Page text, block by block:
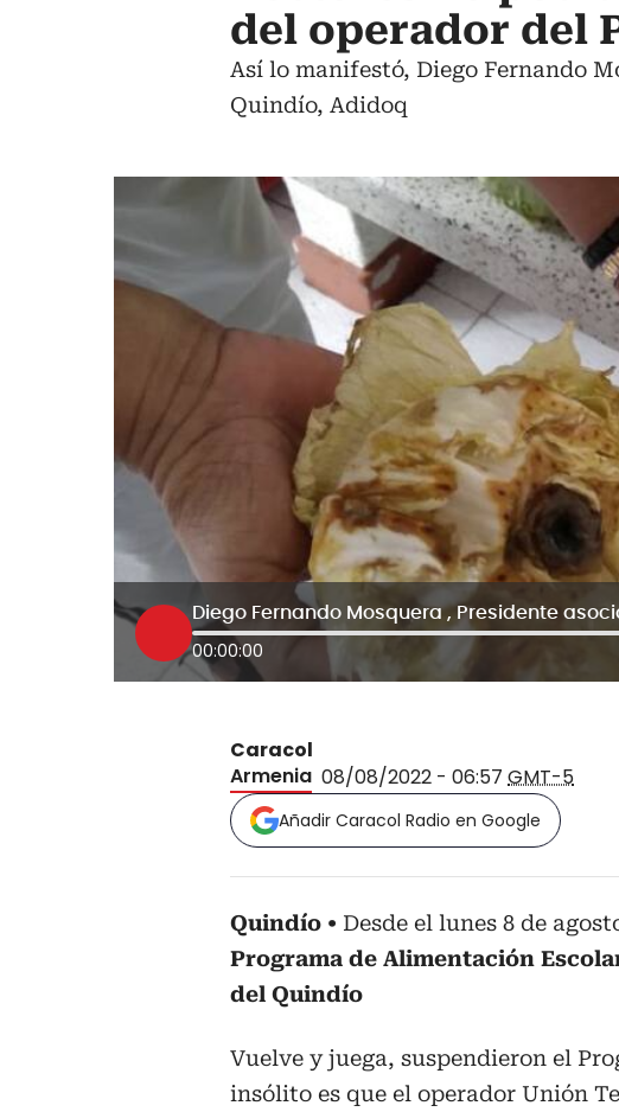
del operador del
Así lo manifestó, Diego Fernando
Quindío, Adidoq
00:00:00
Caracol
Armenia 08/08/2022 - 06:57 GMT-5
Añadir Caracol Radio en Google
Quindío Desde el lunes 8 de
Programa de Alimentación
del Quindío
Vuelve y juega, suspendieron el
insólito es que el operador Unión